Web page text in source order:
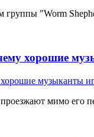
"Worm
хорошие
мимо его